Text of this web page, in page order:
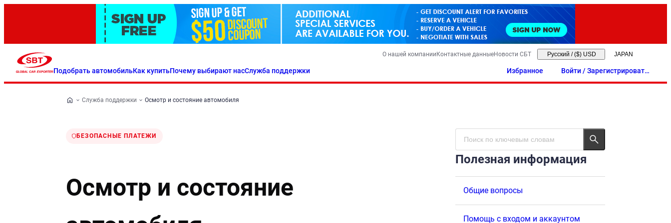
Подобрать автомобильКак купитьПочему выбирают насСлужба поддержки
О нашей компанииКонтактные данныеНовости СБТ Русский / ($) USD
Избранное
Войти / Зарегистрировать
ся
Служба поддержки Осмотр и состояние автомобиля
БЕЗОПАСНЫЕ ПЛАТЕЖИ
Осмотр и состояние
Полезная информация
Общие вопросы
Помощь с входом и аккаунтом